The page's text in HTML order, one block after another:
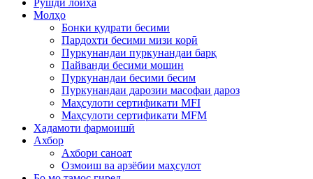
Рушди лоиҳа
Молҳо
Бонки қудрати бесими
Пардохти бесими мизи корӣ
Пуркунандаи пуркунандаи барқ
Пайванди бесими мошин
Пуркунандаи бесими бесим
Пуркунандаи дарозии масофаи дароз
Маҳсулоти сертификати MFI
Маҳсулоти сертификати MFM
Хадамоти фармоишӣ
Ахбор
Ахбори саноат
Озмоиш ва арзёбии маҳсулот